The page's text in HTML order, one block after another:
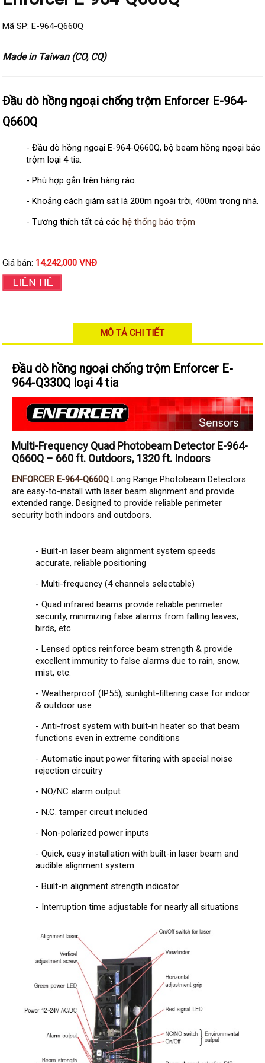
Đầu ghi Visionhitech
Đầu ghi Dahua
Đầu ghi KBVISION
Thiết bị Enforcer
access control
Khóa điện tử VIRO
Khóa điện tử KBVISION
Access control Syris
Giải pháp
GIẢI PHÁP CAMERA AN NINH
Hỗ trợ kỹ thuật
Hướng dẫn sử dụng
Tài liệu kỹ thuật
Mã SP: E-964-Q660Q
Made in Taiwan (CO, CQ)
Đầu dò hồng ngoại chống trộm Enforcer E-964-
Q660Q
- Đầu dò hồng ngoại E-964-Q660Q, bộ beam hồng ngoại báo
trộm loại 4 tia.
- Phù hợp gắn trên hàng rào.
- Khoảng cách giám sát là 200m ngoài trời, 400m trong nhà.
- Tương thích tất cả cáchệ thống báo trộm
Giá bán: 14,242,000 VNĐ
MÔ TẢ CHI TIẾT
Đầu dò hồng ngoại chống trộm Enforcer E-
964-Q330Q loại 4 tia
Multi-Frequency Quad Photobeam Detector E-964-
Q660Q – 660 ft. Outdoors, 1320 ft. Indoors
ENFORCER E-964-Q660Q Long Range Photobeam Detectors
are easy-to-install with laser beam alignment and provide
extended range. Designed to provide reliable perimeter
security both indoors and outdoors.
- Built-in laser beam alignment system speeds
accurate, reliable positioning
- Multi-frequency (4 channels selectable)
- Quad infrared beams provide reliable perimeter
security, minimizing false alarms from falling leaves,
birds, etc.
- Lensed optics reinforce beam strength & provide
excellent immunity to false alarms due to rain, snow,
mist, etc.
- Weatherproof (IP55), sunlight-filtering case for indoor
& outdoor use
- Anti-frost system with built-in heater so that beam
functions even in extreme conditions
- Automatic input power filtering with special noise
rejection circuitry
- NO/NC alarm output
- N.C. tamper circuit included
- Non-polarized power inputs
- Quick, easy installation with built-in laser beam and
audible alignment system
- Built-in alignment strength indicator
- Interruption time adjustable for nearly all situations